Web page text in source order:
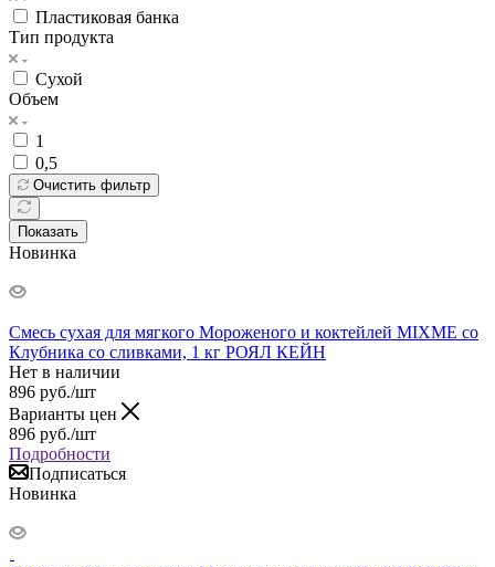
Пластиковая банка
Тип продукта
Сухой
Объем
1
0,5
Очистить фильтр
Показать
Новинка
Смесь сухая для мягкого Мороженого и коктейлей MIXME со
Клубника со сливками, 1 кг РОЯЛ КЕЙН
Нет в наличии
896 руб./шт
Варианты цен
896 руб./шт
Подробности
Подписаться
Новинка